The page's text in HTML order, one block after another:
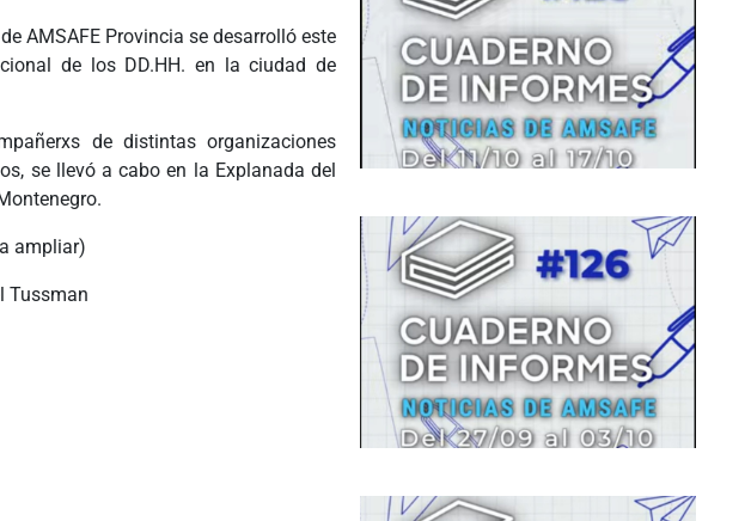
AMSAFE Provincia se desarrolló este
de los DD.HH. en la ciudad de
de distintas organizaciones
se llevó a cabo en la Explanada del
ampliar)
Tussman